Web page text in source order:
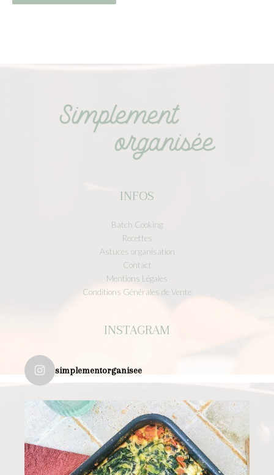
INFOS
Batch Cooking
Recettes
Astuces organisation
Contact
Mentions Légales
Conditions Générales de Vente
INSTAGRAM
simplementorganisee